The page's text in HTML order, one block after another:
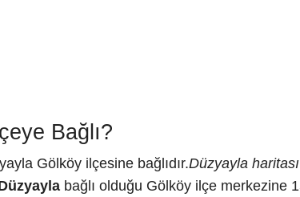
Bağlı?
Gölköy ilçesine bağlıdır.Düzyayla haritası
bağlı olduğu Gölköy ilçe merkezine